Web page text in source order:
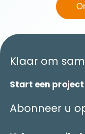
Klaar om
Start een project
Abonneer u